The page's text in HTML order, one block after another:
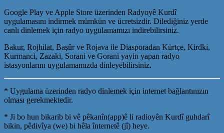
Google Play ve Apple Store üzerinden Radyoyê Kurdî
uygulamasını indirmek mümkün ve ücretsizdir. Dilediğiniz yerde
canlı dinlemek için radyo uygulamamızı indirebilirsiniz.
Bakur, Rojhilat, Başȗr ve Rojava ile Diasporadan Kürtçe, Kirdki,
Kurmanci, Zazaki, Sorani ve Gorani yayin yapan radyo
istasyonlarını uygulamamızda dinleyebilirsiniz.
* Uygulama üzerinden radyo dinlemek için internet bağlantınızın
olması gerekmektedir.
* Ji bo hun bikarib bi vê pêkanîn(app)ê li radioyên Kurdî guhdarî
bikin, pêdivîya (we) bi hêla înternetê (jî) heye.